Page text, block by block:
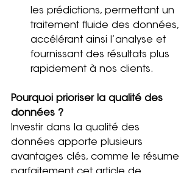
les prédictions, permettant un
traitement fluide des données,
accélérant ainsi l’analyse et
fournissant des résultats plus
rapidement à nos clients.
Pourquoi prioriser la qualité des
données ?
Investir dans la qualité des
données apporte plusieurs
avantages clés, comme le résume